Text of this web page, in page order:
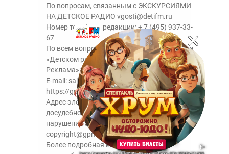
По вопросам, связанным с ЭКСКУРСИЯМИ
НА ДЕТСКОЕ РАДИО vgosti@detifm.ru
Номер телефона редакции:+ 7 (495) 937-33-
67
По всем вопросам размещения рекламы на
«Детском радио» - сейлз-хаус «ГПМ
Реклама»:+7 (495) 921-40-41
E-mail: sales@gazprom-media.ru
https://gpmsaleshouse.ru/
Адрес электронной почты для отправления
досудебной претензии по вопросам
нарушения авторских и смежных прав:
copyright@gpmradio.ru
Более подробная информация для